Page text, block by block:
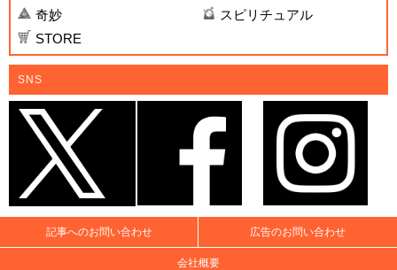
奇妙
スピリチュアル
STORE
SNS
記事へのお問い合わせ 広告のお問い合わせ
会社概要